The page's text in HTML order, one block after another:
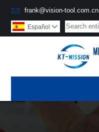
 frank@vision-tool.com.cn
Español 